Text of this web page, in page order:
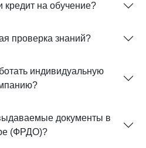
кредит на обучение?
проверка знаний?
индивидуальную
документы в
(ФРДО)?